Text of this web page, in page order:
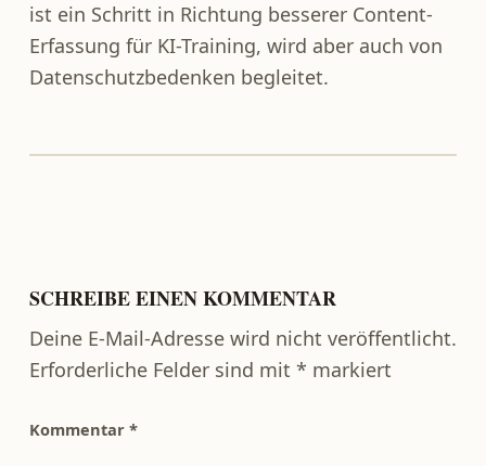
ist ein Schritt in Richtung besserer Content-
Erfassung für KI-Training, wird aber auch von
Datenschutzbedenken begleitet.
SCHREIBE EINEN KOMMENTAR
Deine E-Mail-Adresse wird nicht veröffentlicht.
Erforderliche Felder sind mit * markiert
Kommentar *